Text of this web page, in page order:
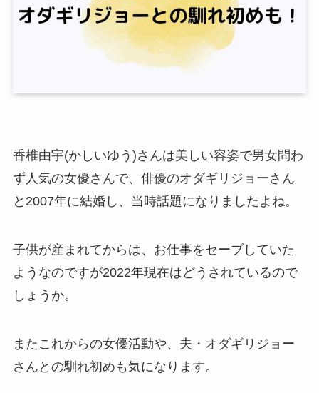
香椎由宇(かしいゆう)さんは美しい容姿で男女問わ
ず人気の女優さんで、俳優のオダギリジョーさん
と2007年に結婚し、当時話題になりましたよね。
子供が産まれてからは、お仕事をセーブしていた
ようなのですが2022年現在はどうされているので
しょうか。
またこれからの女優活動や、夫・オダギリジョー
さんとの馴れ初めも気になります。